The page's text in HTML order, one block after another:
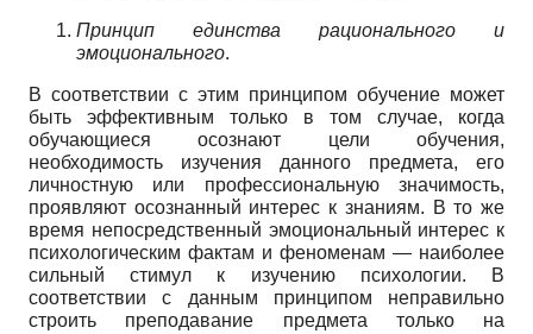
Принцип единства рационального и
эмоционального.
В соответствии с этим принципом обучение может
быть эффективным только в том случае, когда
обучающиеся осознают цели обучения,
необходимость изучения данного предмета, его
личностную или профессиональную значимость,
проявляют осознанный интерес к знаниям. В то же
время непосредственный эмоциональный интерес к
психологическим фактам и феноменам — наиболее
сильный стимул к изучению психологии. В
соответствии с данным принципом неправильно
строить преподавание предмета только на